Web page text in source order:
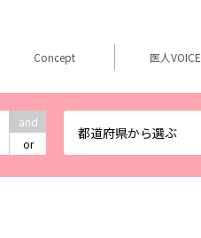
and
or
都道府県から選ぶ
Concept 医人VOICE